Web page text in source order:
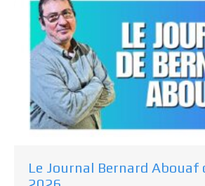
Le Journal Bernard Abouaf